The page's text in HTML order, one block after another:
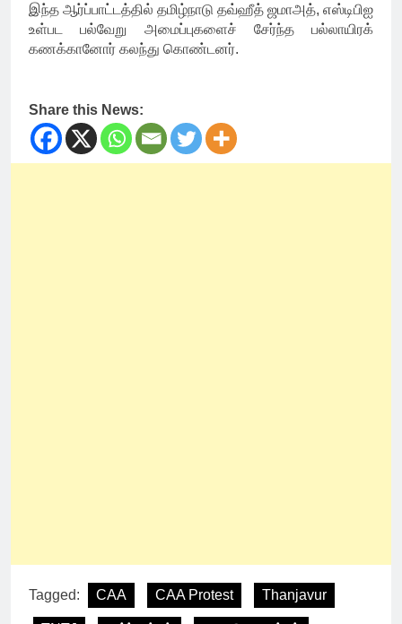
இந்த ஆர்ப்பாட்டத்தில் தமிழ்நாடு தவ்ஹீத் ஜமாஅத், எஸ்டிபிஐ
உள்பட பல்வேறு அமைப்புகளைச் சேர்ந்த பல்லாயிரக்
கணக்கானோர் கலந்து கொண்டனர்.
Share this News:
Tagged: CAA CAA Protest Thanjavur